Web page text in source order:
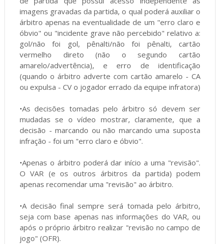
imagens gravadas da partida, o qual poderá auxiliar o
árbitro apenas na eventualidade de um "erro claro e
óbvio" ou "incidente grave não percebido" relativo a:
gol/não foi gol, pênalti/não foi pênalti, cartão
vermelho direto (não o segundo cartão
amarelo/advertência), e erro de identificação
(quando o árbitro adverte com cartão amarelo - CA
ou expulsa - CV o jogador errado da equipe infratora)
•As decisões tomadas pelo árbitro só devem ser
mudadas se o vídeo mostrar, claramente, que a
decisão - marcando ou não marcando uma suposta
infração - foi um "erro claro e óbvio".
•Apenas o árbitro poderá dar início a uma "revisão".
O VAR (e os outros árbitros da partida) podem
apenas recomendar uma "revisão" ao árbitro.
•A decisão final sempre será tomada pelo árbitro,
seja com base apenas nas informações do VAR, ou
após o próprio árbitro realizar "revisão no campo de
jogo" (OFR).